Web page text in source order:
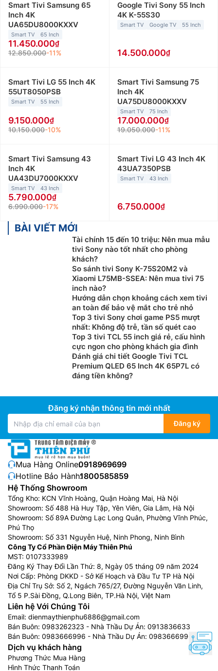
Smart Tivi Samsung 65
Inch 4K
UA65DU8000KXXV
Smart TV 65 Inch
11.450.000
12.850.000-11%
Google Tivi Sony 55 Inch
4K K-55S30
Smart TV Google TV 55 Inch
14.500.000
Smart Tivi LG 55 Inch 4K
55UT8050PSB
Smart TV 55 Inch
9.150.000
10.150.000-10%
Smart Tivi Samsung 75
Inch 4K
UA75DU8000KXXV
Smart TV 75 Inch
17.000.000
19.050.000-11%
Smart Tivi Samsung 43
Inch 4K
UA43DU7000KXXV
Smart TV 43 Inch
5.790.000
6.990.000-17%
Smart Tivi LG 43 Inch 4K
43UA7350PSB
Smart TV 43 Inch
6.750.000
BÀI VIẾT MỚI
Tài chính 15 đến 10 triệu: Nên mua mẫu
tivi Sony nào tốt nhất cho phòng
khách?
So sánh tivi Sony K-75S20M2 và
Xiaomi L75MB-SSEA: Nên mua tivi 75
inch nào?
Hướng dẫn chọn khoảng cách xem tivi
an toàn để bảo vệ mắt cho trẻ nhỏ
Top 3 tivi Sony chơi game PS5 mượt
nhất: Không độ trễ, tần số quét cao
Top 3 tivi TCL 55 inch giá rẻ, cấu hình
cực ngon cho phòng khách gia đình
Đánh giá chi tiết Google Tivi TCL
Premium QLED 65 Inch 4K 65P7L có
đáng tiền không?
Đăng ký nhận thông tin mới nhất
Đăng ký
Mua Hàng Online:0918969699
Hotline Bảo Hành:1800585859
Hệ Thống Showroom
Tổng Kho: KCN Vĩnh Hoàng, Quận Hoàng Mai, Hà Nội
Showroom: Số 488 Hà Huy Tập, Yên Viên, Gia Lâm, Hà Nội
Showroom: Số 89A Đường Lạc Long Quân, Phường Vĩnh Phúc,
Phú Thọ
Showroom: Số 331 Nguyễn Huệ, Ninh Phong, Ninh Bình
Công Ty Cổ Phần Điện Máy Thiên Phú
MST: 0107333989
Đăng Ký Thay Đổi Lần Thứ: 8, Ngày 05 tháng 09 năm 2024
Nơi Cấp: Phòng DKKD - Sở Kế Hoạch và Đầu Tư TP Hà Nội
Địa Chỉ Trụ Sở: Số 2, Ngách 765/27, Đường Nguyễn Văn Linh,
Tổ 5 P.Sài Đồng, Q.Long Biên, TP.Hà Nội, Việt Nam
Liên hệ Với Chúng Tôi
Email: dienmaythienphu6886@gmail.com
Bán Buôn: 0983262323 - Nhà Thầu Dự Án: 0913836633
Bán Buôn: 0983666996 - Nhà Thầu Dự Án: 0983666996
Dịch vụ khách hàng
Phương Thức Mua Hàng
Hình Thức Thanh Toán